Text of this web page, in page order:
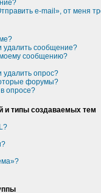
e-mail», от меня
удалить сообщение?
моему сообщению?
удалить опрос?
форумы?
опросе?
и типы создаваемых тем